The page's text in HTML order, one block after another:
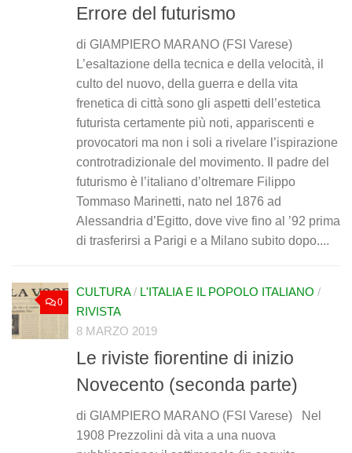
Errore del futurismo
di GIAMPIERO MARANO (FSI Varese)
L’esaltazione della tecnica e della velocità, il
culto del nuovo, della guerra e della vita
frenetica di città sono gli aspetti dell’estetica
futurista certamente più noti, appariscenti e
provocatori ma non i soli a rivelare l’ispirazione
controtradizionale del movimento. Il padre del
futurismo è l’italiano d’oltremare Filippo
Tommaso Marinetti, nato nel 1876 ad
Alessandria d’Egitto, dove vive fino al ’92 prima
di trasferirsi a Parigi e a Milano subito dopo....
0
CULTURA/ L'ITALIA E IL POPOLO ITALIANO /
RIVISTA
8 MARZO 2019
Le riviste fiorentine di inizio
Novecento (seconda parte)
di GIAMPIERO MARANO (FSI Varese) Nel
1908 Prezzolini dà vita a una nuova